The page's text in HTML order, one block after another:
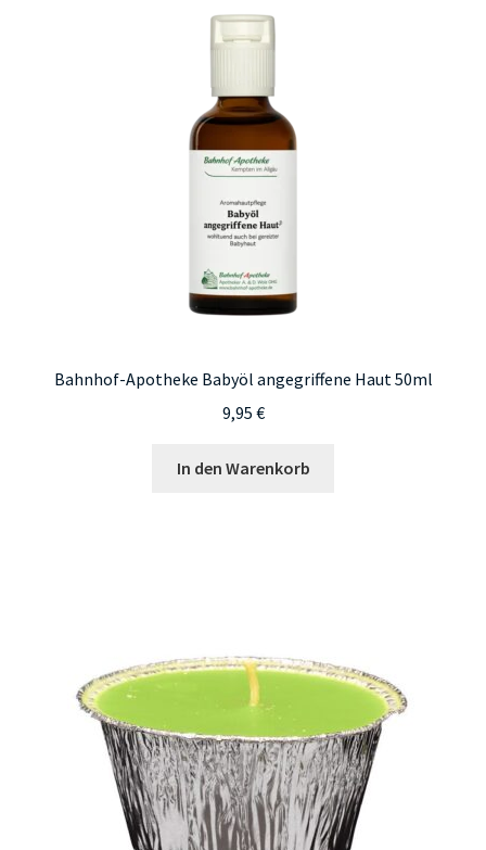
Bahnhof-Apotheke Babyöl angegriffene Haut 50ml
9,95 €
In den Warenkorb